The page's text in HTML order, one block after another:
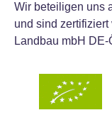
Wir beteiligen uns
und sind
Landbau mbH DE-